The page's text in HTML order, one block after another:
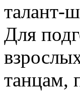
талант-
Для
танцам,